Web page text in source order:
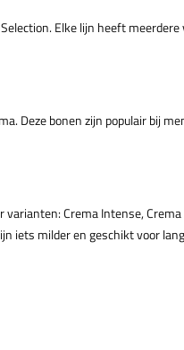
Elke lijn heeft
Deze bonen zijn populair bij
Crema Intense,
iets milder en geschikt voor